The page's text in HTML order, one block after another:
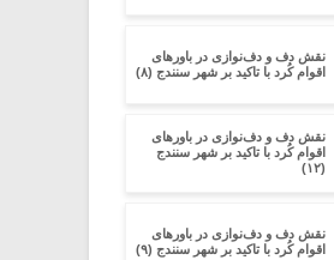
نقش دف و دف‌نوازی در باورهای
اقوام کُرد با تاکید بر شهر سنندج (۸)
نقش دف و دف‌نوازی در باورهای
اقوام کُرد با تاکید بر شهر سنندج
(۱۲)
نقش دف و دف‌نوازی در باورهای
اقوام کُرد با تاکید بر شهر سنندج (۹)